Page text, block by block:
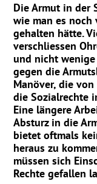
Die Armut in der
wie man es noch
gehalten hätte.
verschliessen
und nicht
gegen die
Manöver, die
die Sozialrechte
Eine längere
Absturz in die
bietet oftmals
heraus zu
müssen sich
Rechte gefallen